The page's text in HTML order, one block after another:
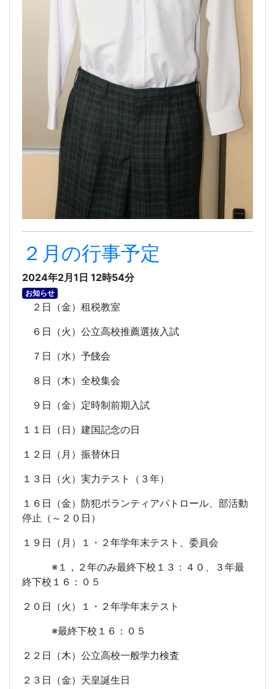
２月の行事予定
2024年2月1日 12時54分
お知らせ
２日（金）租税教室
６日（火）公立高校推薦選抜入試
７日（水）予餞会
８日（木）全校集会
９日（金）定時制前期入試
１１日（日）建国記念の日
１２日（月）振替休日
１３日（火）実力テスト（３年）
１６日（金）防犯ボランティアパトロール、部活動
停止（～２０日）
１９日（月）１・２年学年末テスト、委員会
※１，２年のみ最終下校１３：４０、３年最
終下校１６：０５
２０日（火）１・２年学年末テスト
※最終下校１６：０５
２２日（木）公立高校一般学力検査
２３日（金）天皇誕生日